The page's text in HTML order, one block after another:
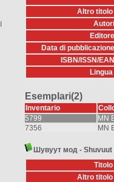
Altro titolo
Data di
ISBN/ISSN/
Lingua
Esemplari(2)
Inventario
5799
MN
7356
MN
Шувуут мод - Shuvuut
Titolo
Altro titolo